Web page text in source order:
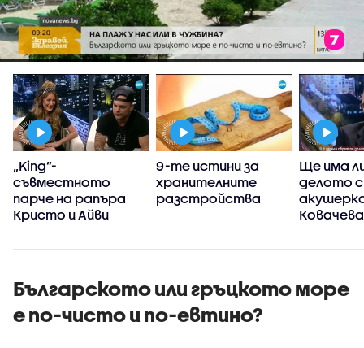
„King”-
съвместното
парче на рапъра
Кристо и Айви
9-те истини за
хранителните
разстройства
Ще има
делото
Българското или гръцкото море
е по-чисто и по-евтино?